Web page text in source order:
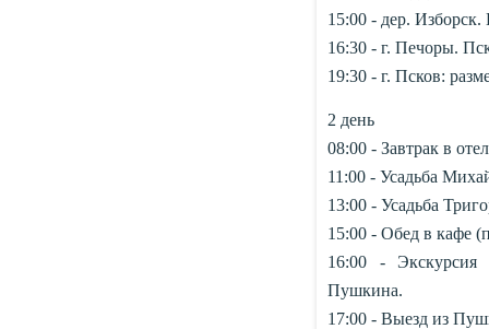
15:00 - дер. Изборск.
16:30 - г. Печоры.
19:30 - г. Псков:
2 день
08:00 - Завтрак в
11:00 - Усадьба
13:00 - Усадьба
15:00 - Обед в кафе
16:00 -
Пушкина.
17:00 - Выезд из